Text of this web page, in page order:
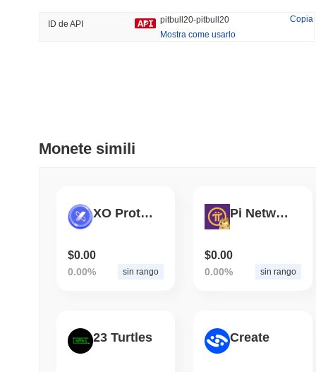
6.07%
ID de API pitbull20-pitbull20
Copia
Mostra come usarlo
Monete simili
XO Protocol
$0.00
0.00% sin rango
Pi Network Doge
$0.00
0.00% sin rango
23 Turtles Create